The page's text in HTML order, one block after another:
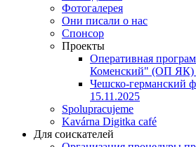
Фотогалерея
Они писали о нас
Спонсор
Проекты
Оперативная
Коменский" (ОП ЯК)
Чешско-германский
15.11.2025
Spolupracujeme
Kavárna Digitka café
Для соискателей